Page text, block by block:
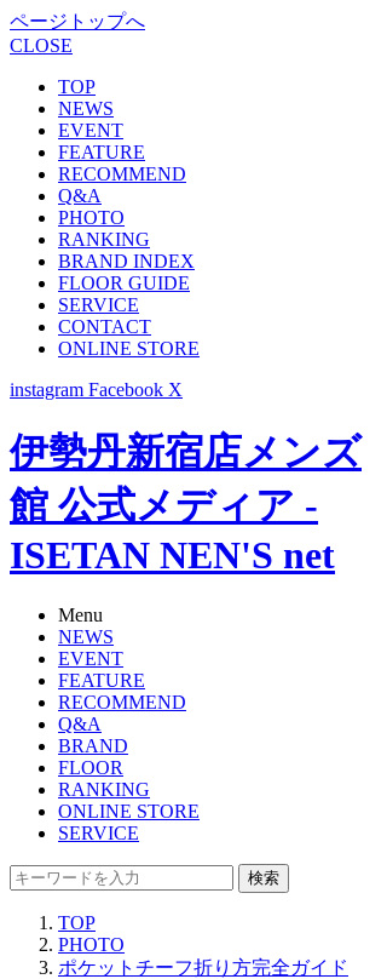
ページトップへ
CLOSE
TOP
NEWS
EVENT
FEATURE
RECOMMEND
Q&A
PHOTO
RANKING
BRAND INDEX
FLOOR GUIDE
SERVICE
CONTACT
ONLINE STORE
instagram Facebook X
伊勢丹新宿店メンズ
館 公式メディア -
ISETAN NEN'S net
Menu
NEWS
EVENT
FEATURE
RECOMMEND
Q&A
BRAND
FLOOR
RANKING
ONLINE STORE
SERVICE
検索
TOP
PHOTO
ポケットチーフ折り方完全ガイド